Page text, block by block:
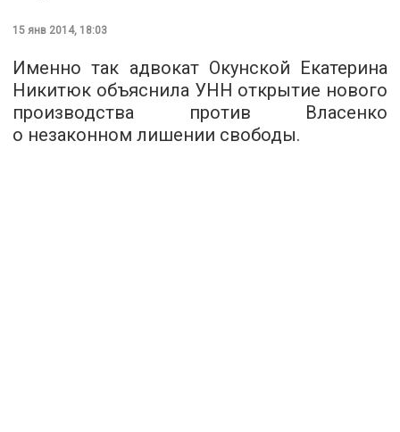
15 янв 2014, 18:03
Именно так адвокат Окунской Екатерина
Никитюк объяснила УНН открытие нового
производства против Власенко
о незаконном лишении свободы.